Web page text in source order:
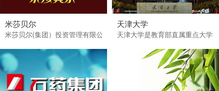
米莎贝尔
米莎贝尔(集团）投资管理有限公司,始建于1998年8月8日，98年托管
天津大学
天津大学是教育部直属重点大学